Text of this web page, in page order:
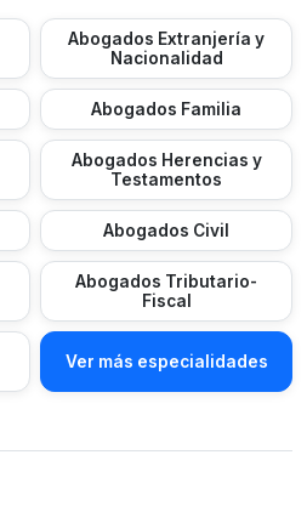
Abogados Extranjería y
Nacionalidad
Abogados Familia
Abogados Herencias y
Testamentos
Abogados Civil
Abogados Tributario-
Fiscal
Ver más especialidades